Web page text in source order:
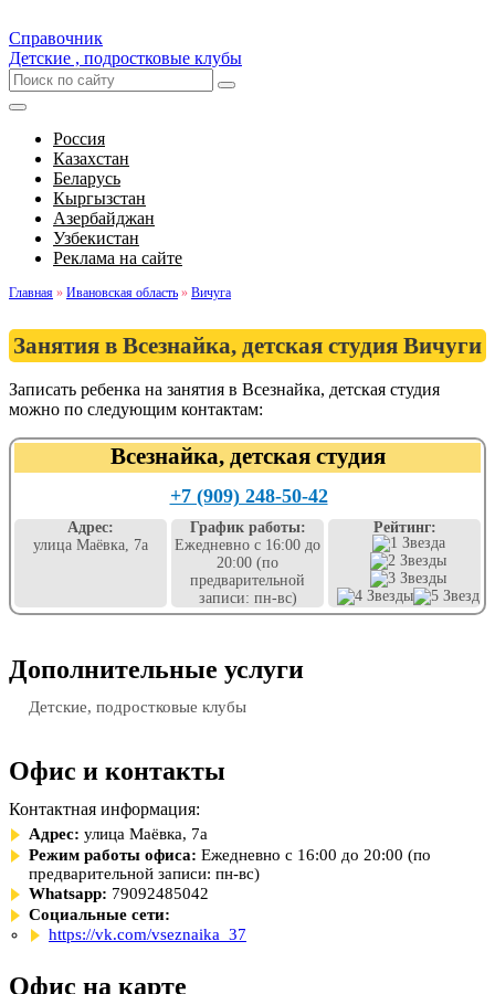
Справочник
Детские , подростковые клубы
Россия
Казахстан
Беларусь
Кыргызстан
Азербайджан
Узбекистан
Реклама на сайте
Главная » Ивановская область » Вичуга
Занятия в Всезнайка, детская студия Вичуги
Записать ребенка на занятия в Всезнайка, детская студия
можно по следующим контактам:
Всезнайка, детская студия
+7 (909) 248-50-42
Адрес:
улица Маёвка, 7а
График работы:
Ежедневно с 16:00 до
20:00 (по
предварительной
записи: пн-вс)
Рейтинг:
Дополнительные услуги
Детские, подростковые клубы
Офис и контакты
Контактная информация:
Адрес: улица Маёвка, 7а
Режим работы офиса: Ежедневно с 16:00 до 20:00 (по
предварительной записи: пн-вс)
Whatsapp: 79092485042
Социальные сети:
https://vk.com/vseznaika_37
Офис на карте